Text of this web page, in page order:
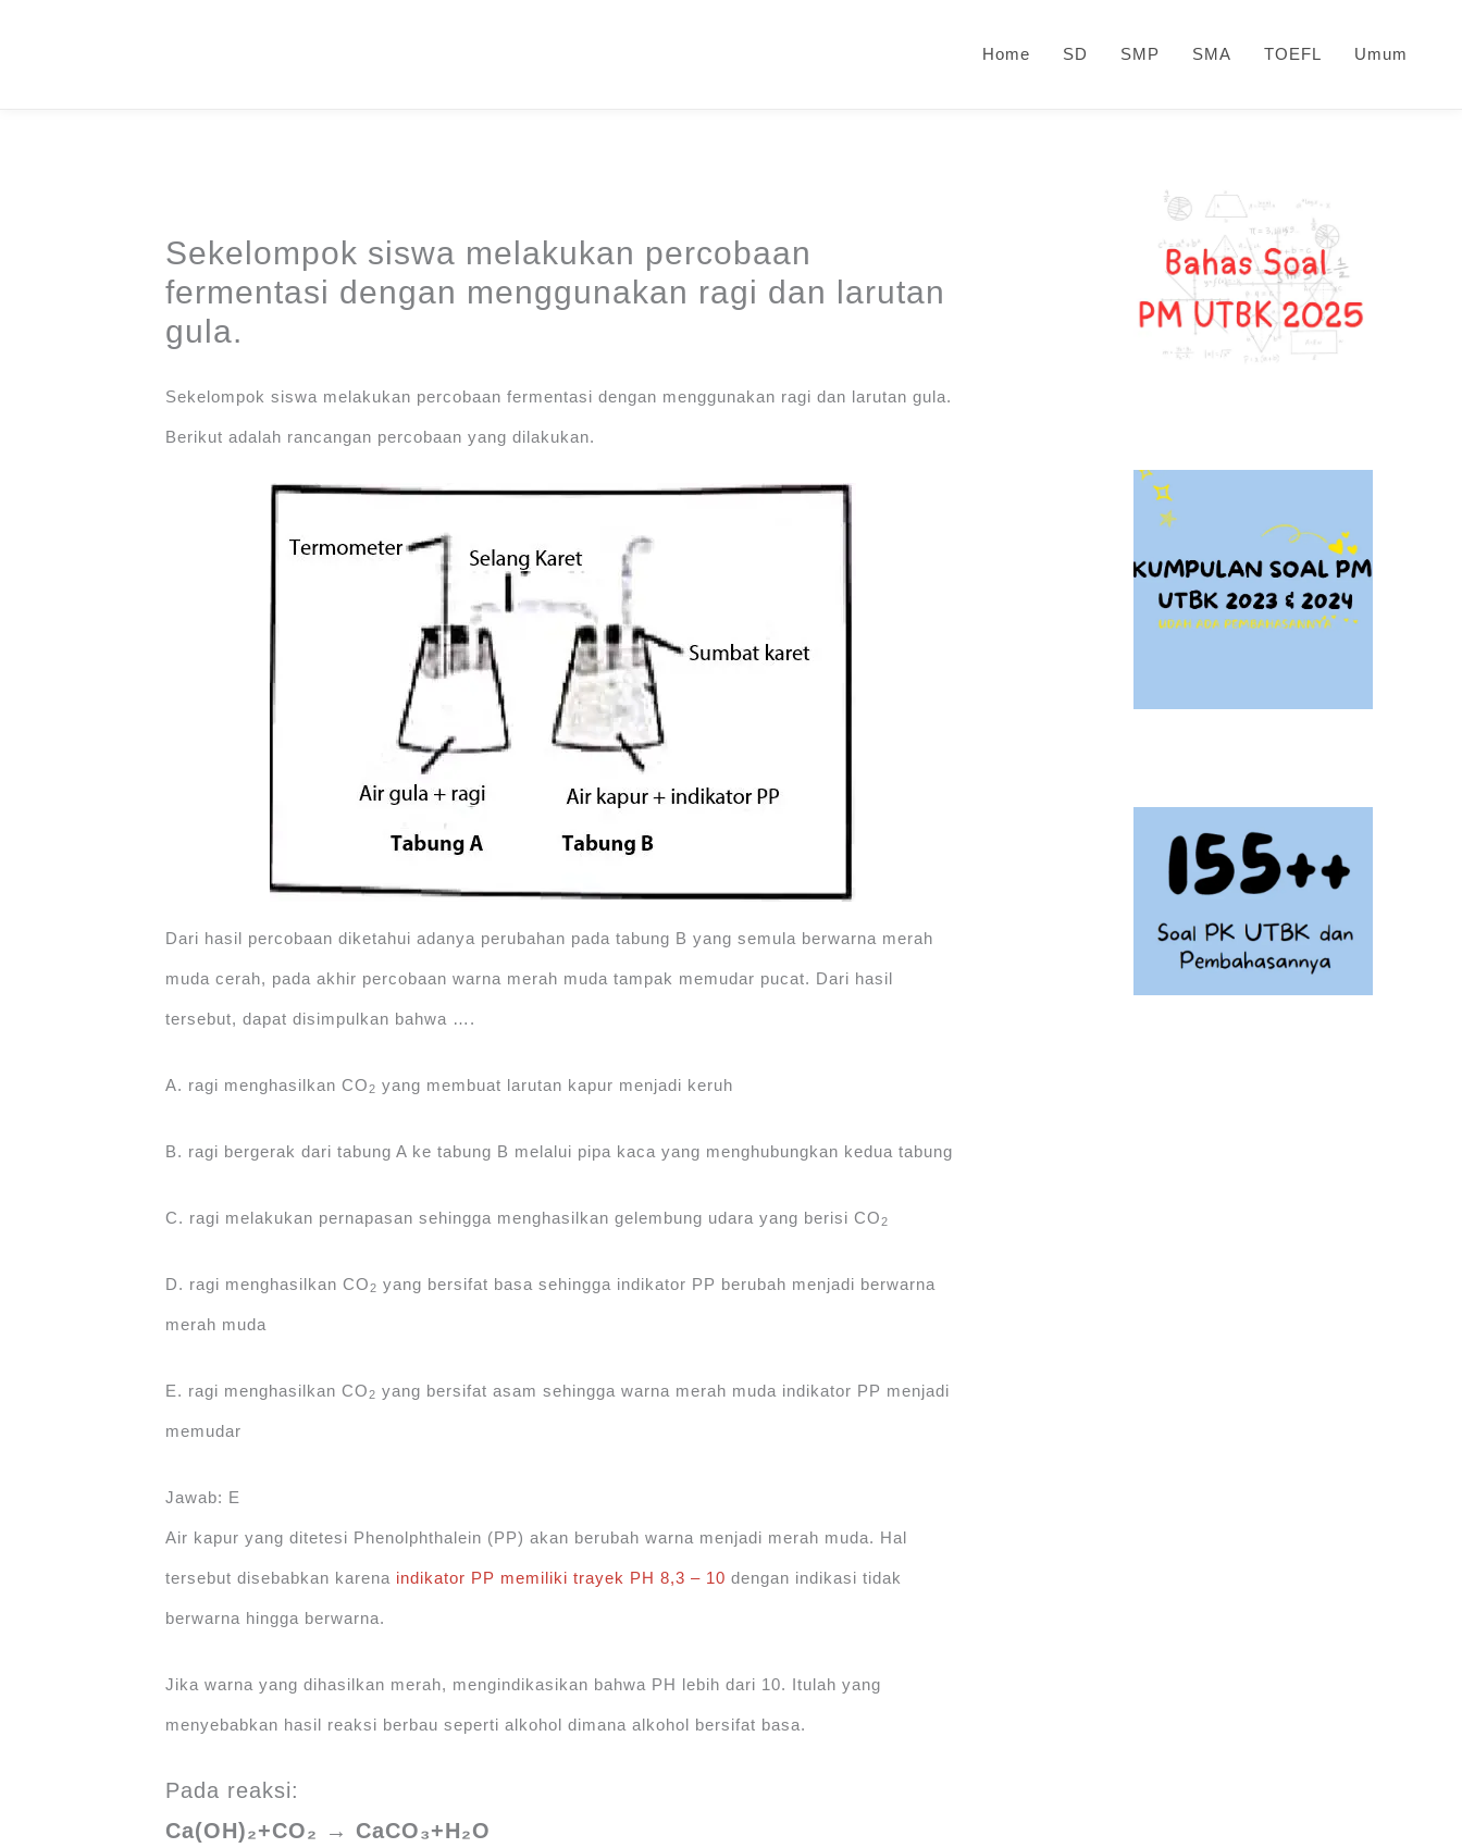
Home SD SMP SMA TOEFL Umum
Sekelompok siswa melakukan percobaan
fermentasi dengan menggunakan ragi dan larutan
gula.
Sekelompok siswa melakukan percobaan fermentasi dengan menggunakan ragi dan larutan gula.
Berikut adalah rancangan percobaan yang dilakukan.
Dari hasil percobaan diketahui adanya perubahan pada tabung B yang semula berwarna merah
muda cerah, pada akhir percobaan warna merah muda tampak memudar pucat. Dari hasil
tersebut, dapat disimpulkan bahwa ….
A. ragi menghasilkan CO2 yang membuat larutan kapur menjadi keruh
B. ragi bergerak dari tabung A ke tabung B melalui pipa kaca yang menghubungkan kedua tabung
C. ragi melakukan pernapasan sehingga menghasilkan gelembung udara yang berisi CO2
D. ragi menghasilkan CO2 yang bersifat basa sehingga indikator PP berubah menjadi berwarna
merah muda
E. ragi menghasilkan CO2 yang bersifat asam sehingga warna merah muda indikator PP menjadi
memudar
Jawab: E
Air kapur yang ditetesi Phenolphthalein (PP) akan berubah warna menjadi merah muda. Hal
tersebut disebabkan karena indikator PP memiliki trayek PH 8,3 – 10 dengan indikasi tidak
berwarna hingga berwarna.
Jika warna yang dihasilkan merah, mengindikasikan bahwa PH lebih dari 10. Itulah yang
menyebabkan hasil reaksi berbau seperti alkohol dimana alkohol bersifat basa.
Pada reaksi:
Ca(OH)₂+CO₂ → CaCO₃+H₂O